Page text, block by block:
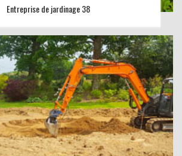
Entreprise de jardinage 38